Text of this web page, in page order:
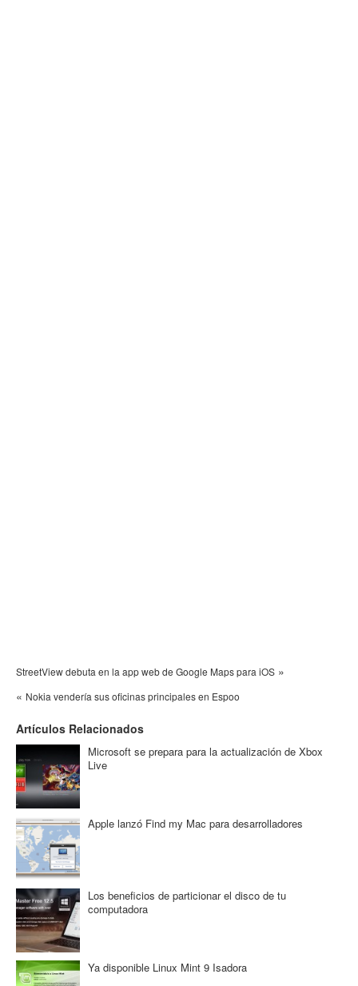
StreetView debuta en la app web de Google Maps para iOS »
« Nokia vendería sus oficinas principales en Espoo
Artículos Relacionados
Microsoft se prepara para la actualización de Xbox
Live
Apple lanzó Find my Mac para desarrolladores
Los beneficios de particionar el disco de tu
computadora
Ya disponible Linux Mint 9 Isadora